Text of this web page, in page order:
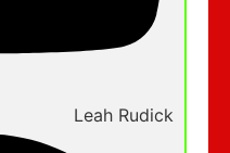
Leah Rudick